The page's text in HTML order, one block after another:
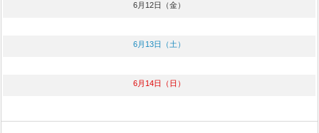
6月12日（金）
6月13日（土）
6月14日（日）